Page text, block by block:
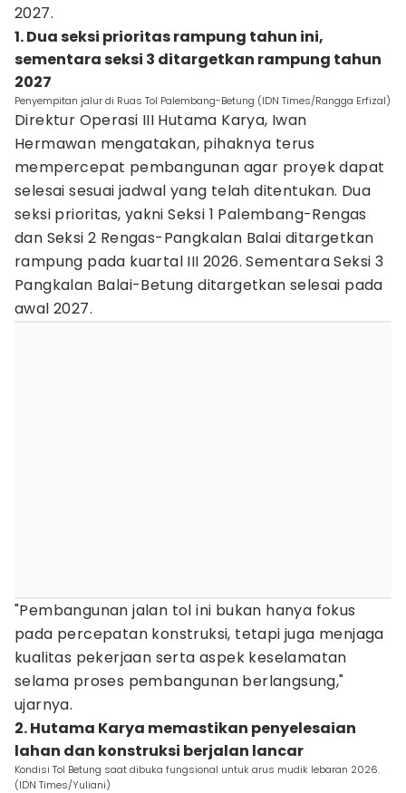
2027.
1. Dua seksi prioritas rampung tahun ini,
sementara seksi 3 ditargetkan rampung tahun
2027
Penyempitan jalur di Ruas Tol Palembang-Betung (IDN Times/Rangga Erfizal)
Direktur Operasi III Hutama Karya, Iwan
Hermawan mengatakan, pihaknya terus
mempercepat pembangunan agar proyek dapat
selesai sesuai jadwal yang telah ditentukan. Dua
seksi prioritas, yakni Seksi 1 Palembang-Rengas
dan Seksi 2 Rengas-Pangkalan Balai ditargetkan
rampung pada kuartal III 2026. Sementara Seksi 3
Pangkalan Balai-Betung ditargetkan selesai pada
awal 2027.
"Pembangunan jalan tol ini bukan hanya fokus
pada percepatan konstruksi, tetapi juga menjaga
kualitas pekerjaan serta aspek keselamatan
selama proses pembangunan berlangsung,"
ujarnya.
2. Hutama Karya memastikan penyelesaian
lahan dan konstruksi berjalan lancar
Kondisi Tol Betung saat dibuka fungsional untuk arus mudik lebaran 2026.
(IDN Times/Yuliani)